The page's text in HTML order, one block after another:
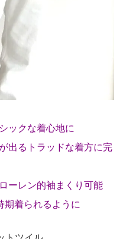
ックな着心地に
出るトラッドな着方に完
ーレン的袖まくり可能
期着られるように